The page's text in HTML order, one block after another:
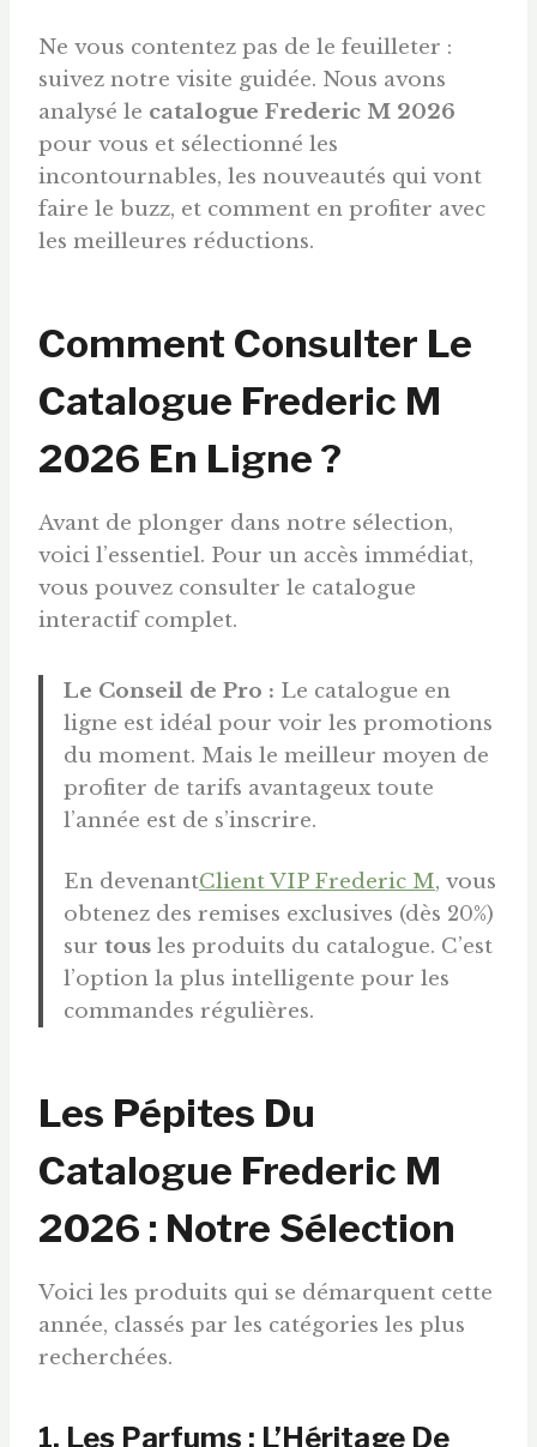
Ne vous contentez pas de le feuilleter :
suivez notre visite guidée. Nous avons
analysé le catalogue Frederic M 2026
pour vous et sélectionné les
incontournables, les nouveautés qui vont
faire le buzz, et comment en profiter avec
les meilleures réductions.
Comment Consulter Le
Catalogue Frederic M
2026 En Ligne ?
Avant de plonger dans notre sélection,
voici l’essentiel. Pour un accès immédiat,
vous pouvez consulter le catalogue
interactif complet.
Le Conseil de Pro : Le catalogue en
ligne est idéal pour voir les promotions
du moment. Mais le meilleur moyen de
profiter de tarifs avantageux toute
l’année est de s’inscrire.
En devenantClient VIP Frederic M, vous
obtenez des remises exclusives (dès 20%)
sur tous les produits du catalogue. C’est
l’option la plus intelligente pour les
commandes régulières.
Les Pépites Du
Catalogue Frederic M
2026 : Notre Sélection
Voici les produits qui se démarquent cette
année, classés par les catégories les plus
recherchées.
1. Les Parfums : L’Héritage De